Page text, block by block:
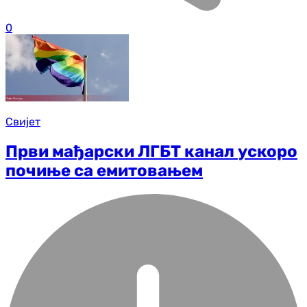
0
Свијет
Први мађарски ЛГБТ канал ускоро
почиње са емитовањем